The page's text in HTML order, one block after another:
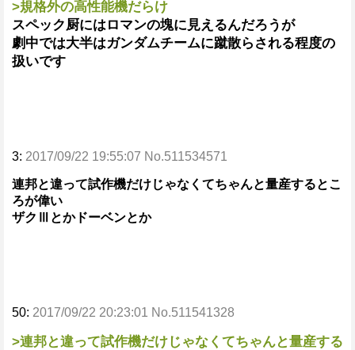
>規格外の高性能機だらけ
スペック厨にはロマンの塊に見えるんだろうが
劇中では大半はガンダムチームに蹴散らされる程度の
扱いです
3: 2017/09/22 19:55:07 No.511534571
連邦と違って試作機だけじゃなくてちゃんと量産するとこ
ろが偉い
ザクⅢとかドーベンとか
50: 2017/09/22 20:23:01 No.511541328
>連邦と違って試作機だけじゃなくてちゃんと量産する